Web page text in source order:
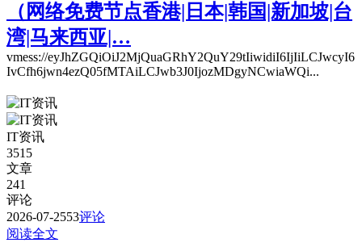
（网络免费节点香港|日本|韩国|新加坡|台
湾|马来西亚|…
vmess://eyJhZGQiOiJ2MjQuaGRhY2QuY29tIiwidiI6IjIiLCJwcyI6
IvCfh6jwn4ezQ05fMTAiLCJwb3J0IjozMDgyNCwiaWQi...
IT资讯
3515
文章
241
评论
2026-07-2553评论
阅读全文